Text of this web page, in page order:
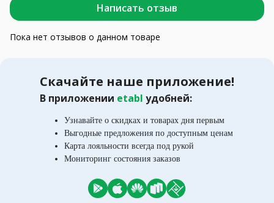
Написать отзыв
Пока нет отзывов о данном товаре
Скачайте наше приложение!
В приложении etabl удобней:
Узнавайте о скидках и товарах дня первым
Выгодные предложения по доступным ценам
Карта лояльности всегда под рукой
Мониторинг состояния заказов